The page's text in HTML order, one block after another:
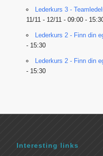
Lederkurs 3 -
11/11 - 12/11 - 09:00 -
Lederkurs 2 - Finn din
- 15:30
Lederkurs 2 - Finn din
- 15:30
Interesting links